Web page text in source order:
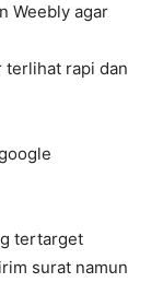
Weebly agar
terlihat rapi dan
tertarget
surat namun